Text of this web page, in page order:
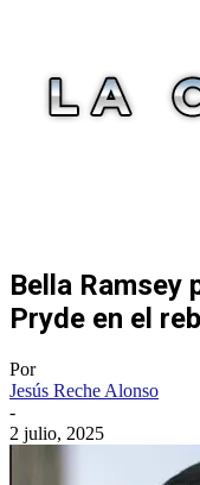
Bella Ramsey
Pryde en el
Por
Jesús Reche Alonso
-
2 julio, 2025